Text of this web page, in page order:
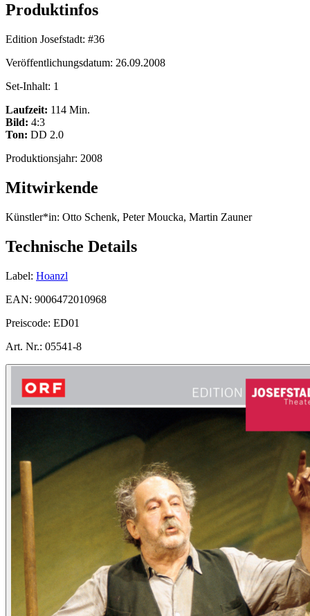
Produktinfos
Edition Josefstadt: #36
Veröffentlichungsdatum: 26.09.2008
Set-Inhalt: 1
Laufzeit: 114 Min.
Bild: 4:3
Ton: DD 2.0
Produktionsjahr: 2008
Mitwirkende
Künstler*in: Otto Schenk, Peter Moucka, Martin Zauner
Technische Details
Label: Hoanzl
EAN: 9006472010968
Preiscode: ED01
Art. Nr.: 05541-8